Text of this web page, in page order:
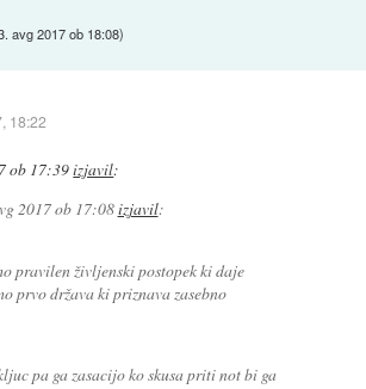
avg 2017 ob 18:08)
18:22
ob 17:39izjavil:
2017 ob 17:08izjavil:
pravilen življenski postopek ki daje
prvo država ki priznava zasebno
pa ga zasacijo ko skusa priti not bi ga